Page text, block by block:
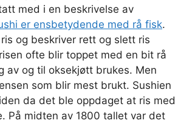
med i en beskrivelse av
er ensbetydende med rå fisk.
og beskriver rett og slett ris
ofte blir toppet med en bit rå
av og til oksekjøtt brukes. Men
som blir mest brukt. Sushien
da det ble oppdaget at ris med
På midten av 1800 tallet var det